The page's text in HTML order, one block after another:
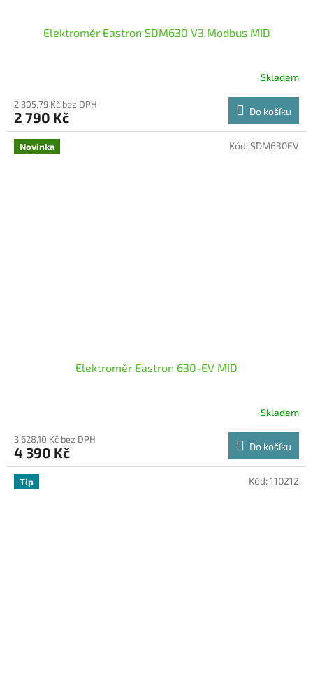
Elektroměr Eastron SDM630 V3 Modbus MID
Skladem
2 305,79 Kč bez DPH
2 790 Kč Do košíku
Novinka
Elektroměr Eastron 630-EV MID
Skladem
3 628,10 Kč bez DPH
4 390 Kč Do košíku
Kód:SDM630EV
Tip Kód:110212